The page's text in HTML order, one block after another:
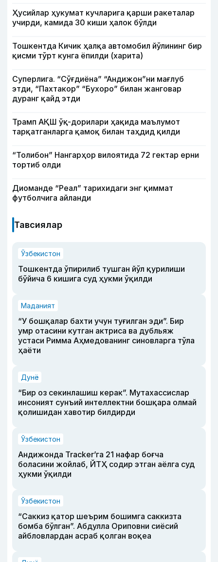
Ҳусийлар ҳукумат кучларига қарши ракеталар
учирди, камида 30 киши ҳалок бўлди
Тошкентда Кичик ҳалқа автомобил йўлининг бир
қисми тўрт кунга ёпилди (харита)
Суперлига. “Сўғдиёна” “Андижон”ни мағлуб
этди, “Пахтакор” “Бухоро” билан жанговар
дуранг қайд этди
Трамп АҚШ ўқ-дорилари ҳақида маълумот
тарқатганларга қамоқ билан таҳдид қилди
“Толибон” Нангарҳор вилоятида 72 гектар ерни
тортиб олди
Диоманде “Реал” тарихидаги энг қиммат
футболчига айланди
Тавсиялар
Ўзбекистон
Тошкентда ўпирилиб тушган йўл қурилиши
бўйича 6 кишига суд ҳукми ўқилди
Маданият
“У бошқалар бахти учун туғилган эди”. Бир
умр отасини кутган актриса ва дубльяж
устаси Римма Аҳмедованинг синовларга тўла
ҳаёти
Дунё
“Бир оз секинлашиш керак”. Мутахассислар
инсоният сунъий интеллектни бошқара олмай
қолишидан хавотир билдирди
Ўзбекистон
Андижонда Tracker’га 21 нафар боғча
боласини жойлаб, ЙТҲ содир этган аёлга суд
ҳукми ўқилди
Ўзбекистон
“Саккиз қатор шеърим бошимга саккизта
бомба бўлган”. Абдулла Ориповни сиёсий
айбловлардан асраб қолган воқеа